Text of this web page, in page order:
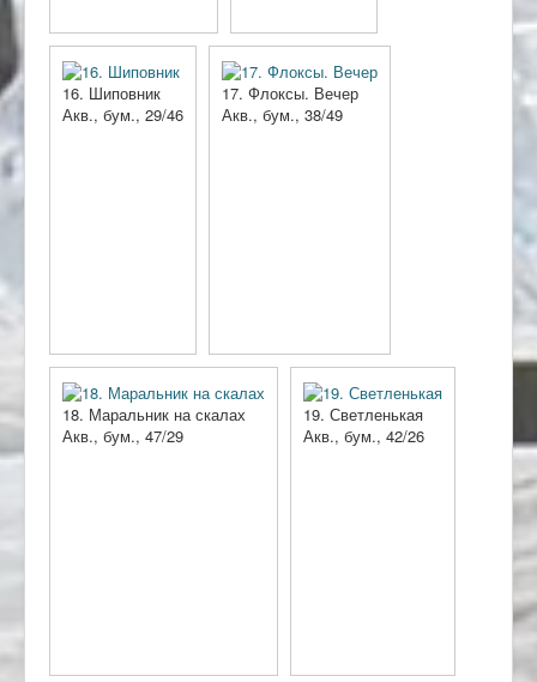
16. Шиповник
Акв., бум., 29/46
17. Флоксы. Вечер
Акв., бум., 38/49
18. Маральник на скалах
Акв., бум., 47/29
19. Светленькая
Акв., бум., 42/26